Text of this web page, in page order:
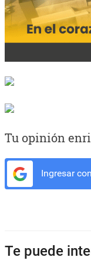
Tu opinión
Ingresar
Te puede